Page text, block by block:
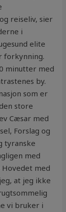
reiseliv, sier
i
elite
forkynning.
minutter med
by.
som er
store
Cæsar med
Forslag og
tyranske
med
Hovedet med
at jeg ikke
vi bruker i